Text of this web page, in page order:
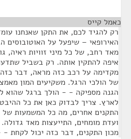
כאמל קייס
רק להגיד לכם, את התקן שאנחנו
מאד רחב, של כל מיני זוויות
איפה להתקין אותה. רק בשביל
מקדימה על רכב כזה מראה, דבר כזה
של הולכי הרגל. משקיעים המון
הגנה מספיקה - - הולך ברגל שהוא
לארץ. צריך לבדוק כאן את כל
התקנים אחרים, מה כל המשמעות של
ועדת מומחים, התייעצות מאד
מכון התקנים, דבר כזה יכול לקחת